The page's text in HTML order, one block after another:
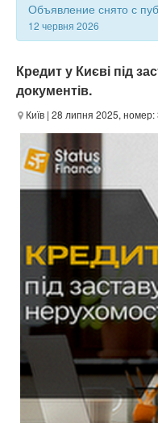
Объявление снято с
12 червня 2026
Кредит у Києві під
документів.
Київ | 28 липня 2025,